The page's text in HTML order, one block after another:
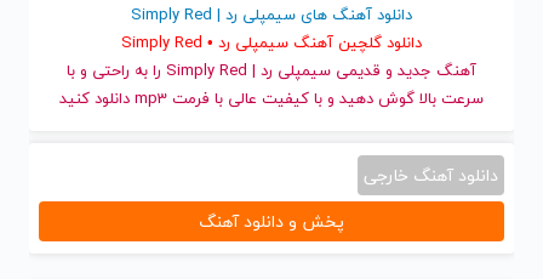
دانلود آهنگ های سیمپلی رد | Simply Red
دانلود گلچین آهنگ سیمپلی رد • Simply Red
آهنگ جدید
و قدیمی سیمپلی رد | Simply Red را به راحتی و با
سرعت بالا گوش دهید و با کیفیت عالی با فرمت mp3 دانلود کنید
دانلود آهنگ خارجی
پخش و دانلود آهنگ